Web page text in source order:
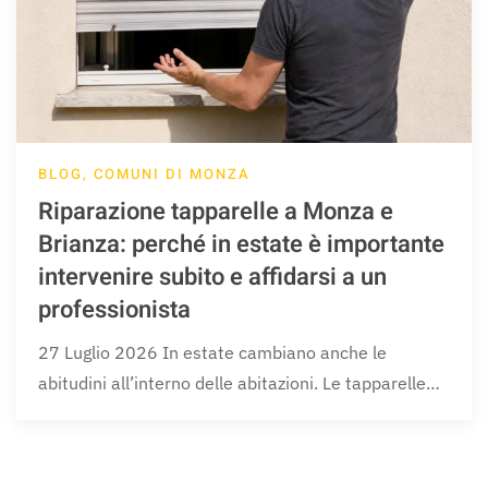
BLOG, COMUNI DI MONZA
Riparazione tapparelle a Monza e
Brianza: perché in estate è importante
intervenire subito e affidarsi a un
professionista
27 Luglio 2026 In estate cambiano anche le
abitudini all’interno delle abitazioni. Le tapparelle…